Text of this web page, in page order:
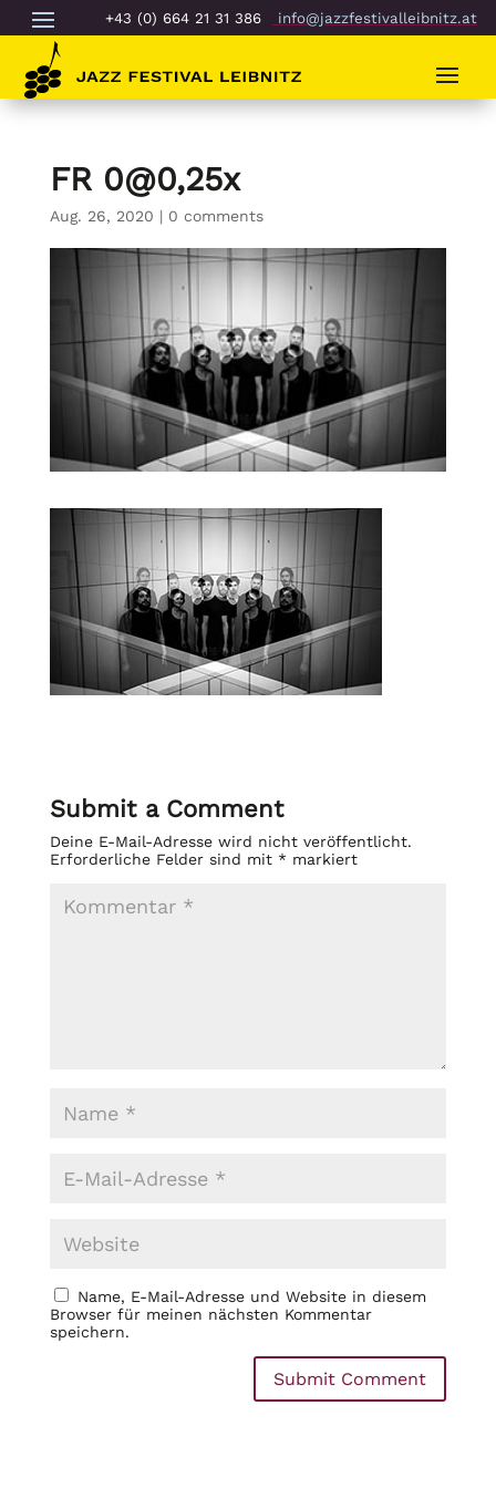
+43 (0) 664 21 31 386 info@jazzfestivalleibnitz.at
FR 0@0,25x
Aug. 26, 2020 | 0 comments
Submit a Comment
Deine E-Mail-Adresse wird nicht veröffentlicht.
Erforderliche Felder sind mit *markiert
Name, E-Mail-Adresse und Website in diesem
Browser für meinen nächsten Kommentar
speichern.